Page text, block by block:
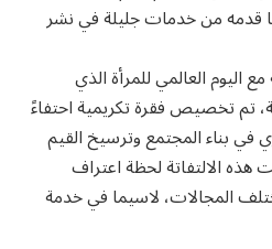
قدمه من خدمات جليلة في نشر
اليوم العالمي للمرأة الذي
تم تخصيص فقرة تكريمية احتفاءً
في بناء المجتمع وترسيخ القيم
هذه الالتفاتة لحظة اعتراف
المجالات، لاسيما في خدمة